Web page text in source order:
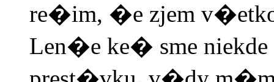
re�im, �e zjem
Len�e ke� sme